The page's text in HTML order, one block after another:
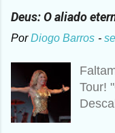
Deus: O aliado
PorDiogo Barros -
Tour!